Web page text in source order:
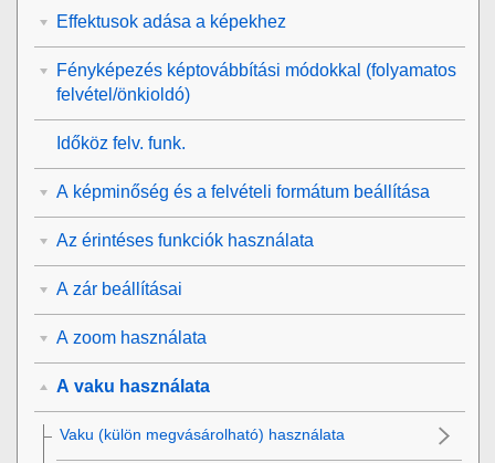
Effektusok adása a képekhez
Fényképezés képtovábbítási módokkal (folyamatos
felvétel/önkioldó)
Időköz felv. funk.
A képminőség és a felvételi formátum beállítása
Az érintéses funkciók használata
A zár beállításai
A zoom használata
A vaku használata
Vaku (külön megvásárolható) használata